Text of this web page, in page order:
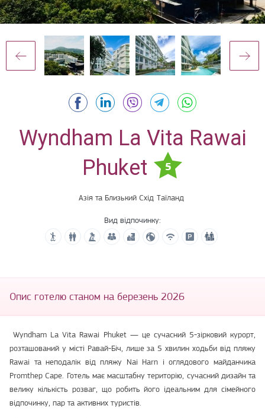
Wyndham La Vita Rawai
Phuket
5
Азія та Близький Схід Таїланд
Вид відпочинку:
Опис готелю станом на березень 2026
Wyndham La Vita Rawai Phuket — це сучасний 5-зірковий курорт,
розташований у місті Равай-Біч, лише за 5 хвилин ходьби від пляжу
Rawai та неподалік від пляжу Nai Harn і оглядового майданчика
Promthep Cape. Готель має масштабну територію, сучасний дизайн та
велику кількість розваг, що робить його ідеальним для сімейного
відпочинку, пар та активних туристів.